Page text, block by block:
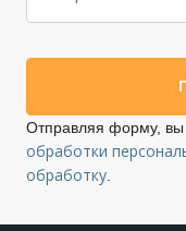
Отправляя форму, вы
обработки
обработку.